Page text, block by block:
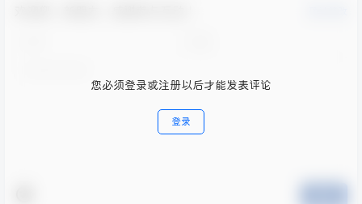
您必须登录或注册以后才能发表评论
登录